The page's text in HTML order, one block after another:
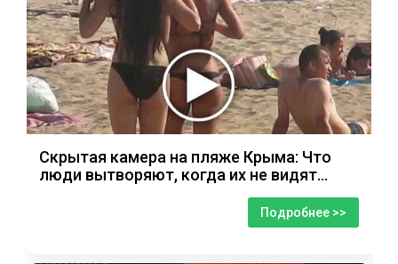
Скрытая камера на пляже Крыма: Что
люди вытворяют, когда их не видят...
Подробнее >>